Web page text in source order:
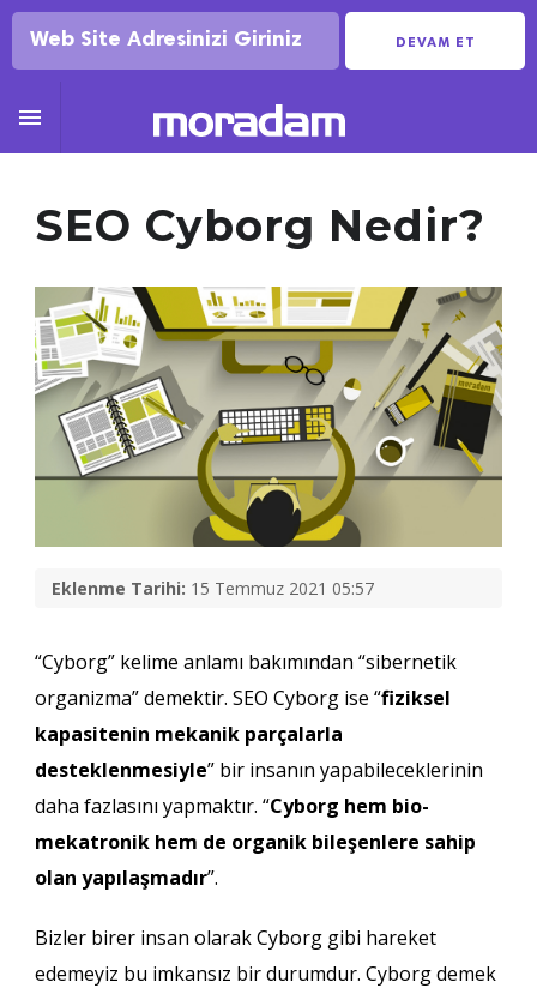
DEVAM ET

SEO Cyborg Nedir?
Eklenme Tarihi: 15 Temmuz 2021 05:57
“Cyborg” kelime anlamı bakımından “sibernetik
organizma” demektir. SEO Cyborg ise “fiziksel
kapasitenin mekanik parçalarla
desteklenmesiyle” bir insanın yapabileceklerinin
daha fazlasını yapmaktır. “Cyborg hem bio-
mekatronik hem de organik bileşenlere sahip
olan yapılaşmadır”.
Bizler birer insan olarak Cyborg gibi hareket
edemeyiz bu imkansız bir durumdur. Cyborg demek